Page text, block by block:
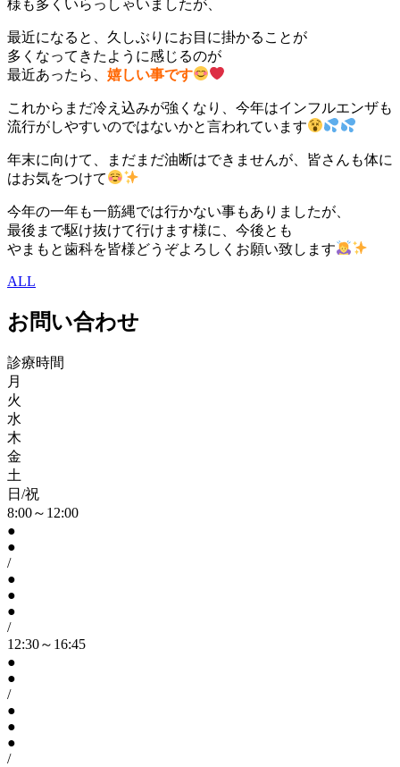
様も多くいらっしゃいましたが、
最近になると、久しぶりにお目に掛かることが
多くなってきたように感じるのが
最近あったら、 嬉しい事です
これからまだ冷え込みが強くなり、今年はインフルエンザも
流行がしやすいのではないかと言われています
年末に向けて、まだまだ油断はできませんが、皆さんも体に
はお気をつけて
今年の一年も一筋縄では行かない事もありましたが、
最後まで駆け抜けて行けます様に、今後とも
やまもと歯科を皆様どうぞよろしくお願い致します
ALL
お問い合わせ
診療時間
月
火
水
木
金
土
日/祝
8:00～12:00
●
●
/
●
●
●
/
12:30～16:45
●
●
/
●
●
●
/